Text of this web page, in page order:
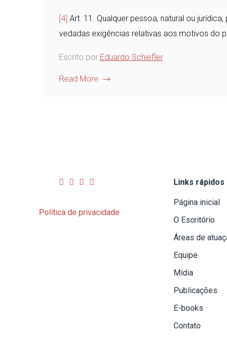
[4] Art. 11. Qualquer pessoa, natural ou
vedadas exigências relativas aos motivos do
Escrito por Eduardo Schiefler
Read More
Política de privacidade
Links rápidos
Página inicial
O Escritório
Áreas de
Equipe
Mídia
Publicações
E-books
Contato